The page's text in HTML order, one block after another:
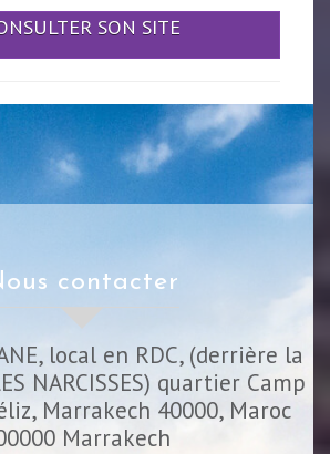
SON SITE
nous contacter
local en RDC, (derrière la
NARCISSES) quartier Camp
Marrakech 40000, Maroc
Marrakech